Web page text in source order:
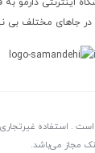
جاهای مختلف بی
. استفاده غیرتجاری
مجاز می‌باشد.